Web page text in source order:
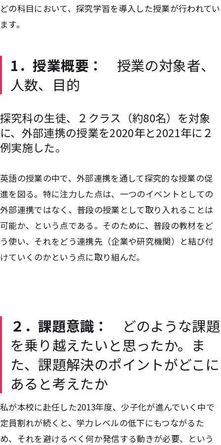
どの科目において、探究学習を導入した授業が行われてい
ます。
1．授業概要：
授業の対象者、
人数、目的
探究科の生徒、２クラス（約80名）を対象
に、外部連携の授業を2020年と2021年に２
例実施した。
英語の授業の中で、外部連携を通して探究的な授業の促
進を図る。特に注力した点は、一つのイベントとしての
外部連携ではなく、普段の授業として取り入れることは
可能か、という点である。そのために、普段の教材をど
う使い、それをどう連携先（企業や研究機関）と結び付
けていくのかという点に取り組んだ。
２．課題意識：
どのような課題
を乗り越えたいと思ったか。ま
た、課題解決のポイントがどこに
あると考えたか
私が本校に赴任した2013年度、少子化が進んでいく中で
定員割れが続くと、学力レベルの低下にもつながるた
め、それを避けるべく何か発信する動きが必要、という